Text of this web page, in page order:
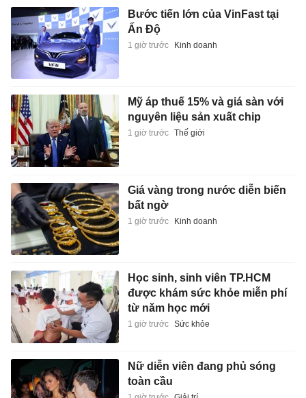
Bước tiến lớn của VinFast tại
Ấn Độ
1 giờ trước Kinh doanh
Mỹ áp thuế 15% và giá sàn với
nguyên liệu sản xuất chip
1 giờ trước Thế giới
Giá vàng trong nước diễn biến
bất ngờ
1 giờ trước Kinh doanh
Học sinh, sinh viên TP.HCM
được khám sức khỏe miễn phí
từ năm học mới
1 giờ trước Sức khỏe
Nữ diễn viên đang phủ sóng
toàn cầu